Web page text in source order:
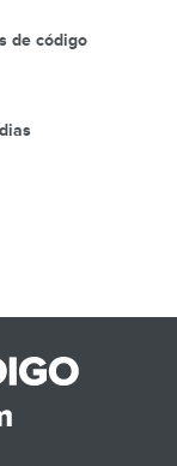
de código